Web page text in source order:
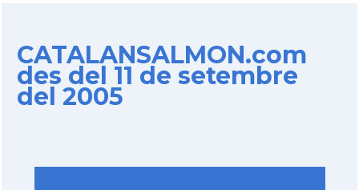
CATALANSALMON.com
des del 11 de setembre
del 2005